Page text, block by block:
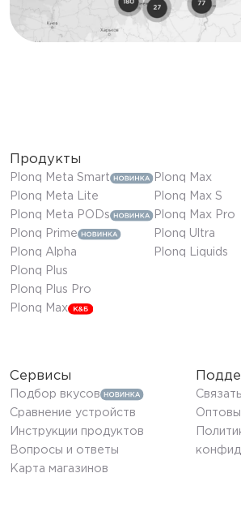
Продукты
Plonq Meta Smart
Plonq Meta Lite
Plonq Meta PODs
Plonq Prime
Plonq Alpha
Plonq Plus
Plonq Plus Pro
Plonq Max
Plonq Max
Plonq Max S
Plonq Max Pro
Plonq Ultra
Plonq Liquids
Сервисы
Подбор вкусов
Сравнение устройств
Инструкции продуктов
Вопросы и ответы
Карта магазинов